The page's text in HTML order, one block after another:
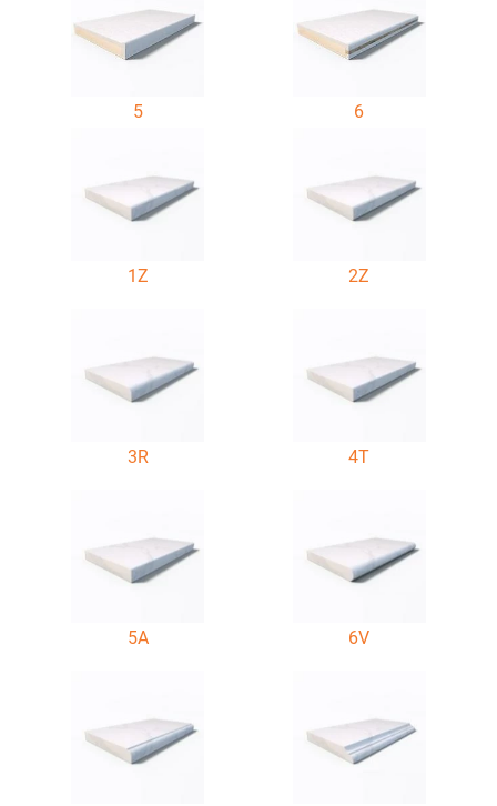
5 6
1Z 2Z
3R 4T
5A 6V